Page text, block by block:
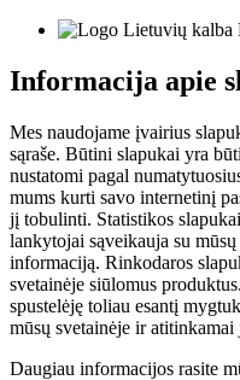
Informacija apie
Mes naudojame įvairius
sąraše. Būtini slapukai yra
nustatomi pagal
mums kurti savo internetinį
jį tobulinti. Statistikos
lankytojai sąveikauja su
informaciją. Rinkodaros
svetainėje siūlomus
spustelėję toliau esantį
mūsų svetainėje ir atitinkamai
Daugiau informacijos rasite